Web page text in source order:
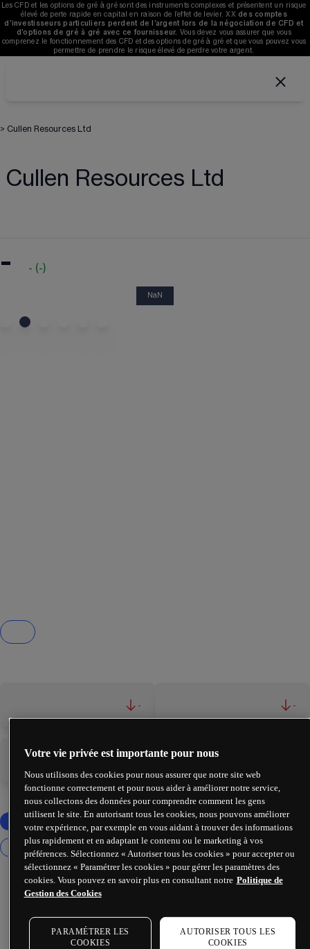
Les CFD et les options de gré à gré sont des instruments complexes et présentent un risque
élevé de perte rapide en capital en raison de l’effet de levier. XX des comptes
d’investisseurs particuliers perdent de l’argent lors de la négociation de CFD et
d’options de gré à gré avec ce fournisseur. Vous devez vous assurer que vous
comprenez le fonctionnement des CFD et des options de gré à gré et que vous pouvez vous
permettre de prendre le risque élevé de perdre votre argent.
> Cullen Resources Ltd
Cullen Resources Ltd
- - (-)
NaN
- -
Votre vie privée est importante pour nous
Nous utilisons des cookies pour nous assurer que notre site web
fonctionne correctement et pour nous aider à améliorer notre service,
nous collectons des données pour comprendre comment les gens
utilisent le site. En autorisant tous les cookies, nous pouvons améliorer
votre expérience, par exemple en vous aidant à trouver des informations
plus rapidement et en adaptant le contenu ou le marketing à vos
préférences. Sélectionnez « Autoriser tous les cookies » pour accepter ou
sélectionnez « Paramétrer les cookies » pour gérer les paramètres des
cookies. Vous pouvez en savoir plus en consultant notre Politique de
Gestion des Cookies
PARAMÉTRER LES
COOKIES
AUTORISER TOUS LES
COOKIES